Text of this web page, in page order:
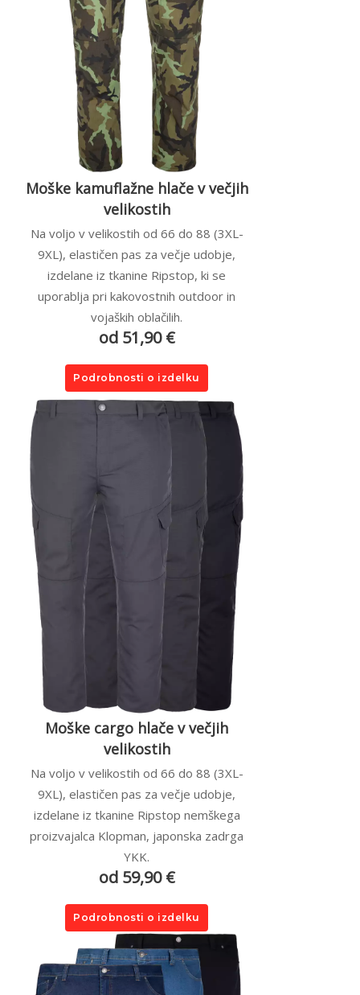
Moške kamuflažne hlače v večjih
velikostih
Na voljo v velikostih od 66 do 88 (3XL-
9XL), elastičen pas za večje udobje,
izdelane iz tkanine Ripstop, ki se
uporablja pri kakovostnih outdoor in
vojaških oblačilih.
od 51,90 €
Podrobnosti o izdelku
Moške cargo hlače v večjih
velikostih
Na voljo v velikostih od 66 do 88 (3XL-
9XL), elastičen pas za večje udobje,
izdelane iz tkanine Ripstop nemškega
proizvajalca Klopman, japonska zadrga
YKK.
od 59,90 €
Podrobnosti o izdelku